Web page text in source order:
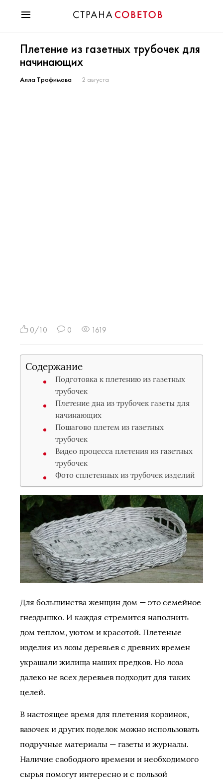
Мода
Звезды
Гороскопы
Плетение из газетных трубочек для
начинающих
Алла Трофимова 2 августа
0/10 0 1619
Содержание
Подготовка к плетению из газетных
трубочек
Плетение дна из трубочек газеты для
начинающих
Пошагово плетем из газетных
трубочек
Видео процесса плетения из газетных
трубочек
Фото сплетенных из трубочек изделий
Для большинства женщин дом — это семейное
гнездышко. И каждая стремится наполнить
дом теплом, уютом и красотой. Плетеные
изделия из лозы деревьев с древних времен
украшали жилища наших предков. Но лоза
далеко не всех деревьев подходит для таких
целей.
В настоящее время для плетения корзинок,
вазочек и других поделок можно использовать
подручные материалы — газеты и журналы.
Наличие свободного времени и необходимого
сырья помогут интересно и с пользой